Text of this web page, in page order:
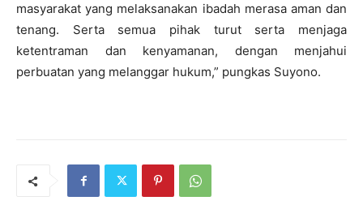
masyarakat yang melaksanakan ibadah merasa aman dan
tenang. Serta semua pihak turut serta menjaga
ketentraman dan kenyamanan, dengan menjahui
perbuatan yang melanggar hukum,” pungkas Suyono.